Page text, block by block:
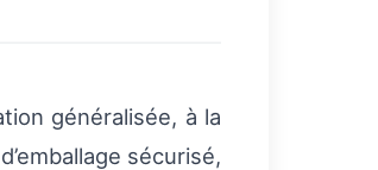
généralisée, à la
sécurisé,